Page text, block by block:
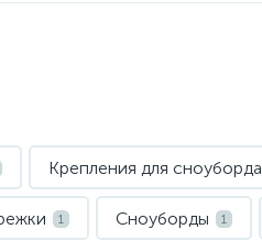
Крепления для сноуборда
1 Сноуборды 1